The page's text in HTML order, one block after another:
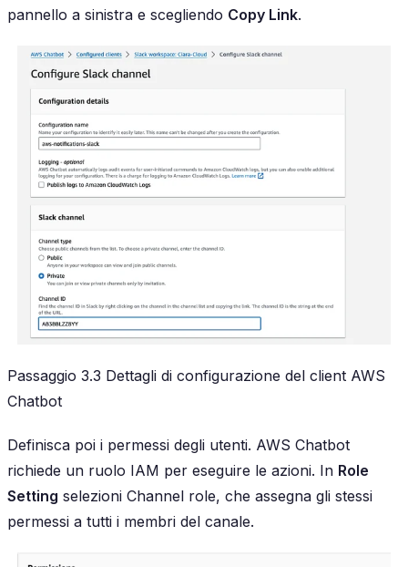
pannello a sinistra e scegliendo Copy Link.
Passaggio 3.3 Dettagli di configurazione del client AWS
Chatbot
Definisca poi i permessi degli utenti. AWS Chatbot
richiede un ruolo IAM per eseguire le azioni. In Role
Setting selezioni Channel role, che assegna gli stessi
permessi a tutti i membri del canale.